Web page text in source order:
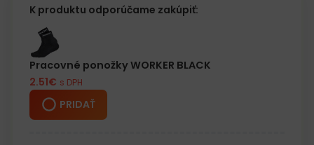
– Podrážka odolná voči olejom
– Antistatická podrážka
– Tlmenie nárazov pod pätou
– Nekovová kevlarová planžeta v podrážke chrániaca nohu
pred prepichnutím tlakom 1100N
– Kompozitná špička 200 J / 15 kN
– Kategória S1PS FO SR
K produktu odporúčame zakúpiť:
Pracovné ponožky WORKER BLACK
2.51€ s DPH
PRIDAŤ